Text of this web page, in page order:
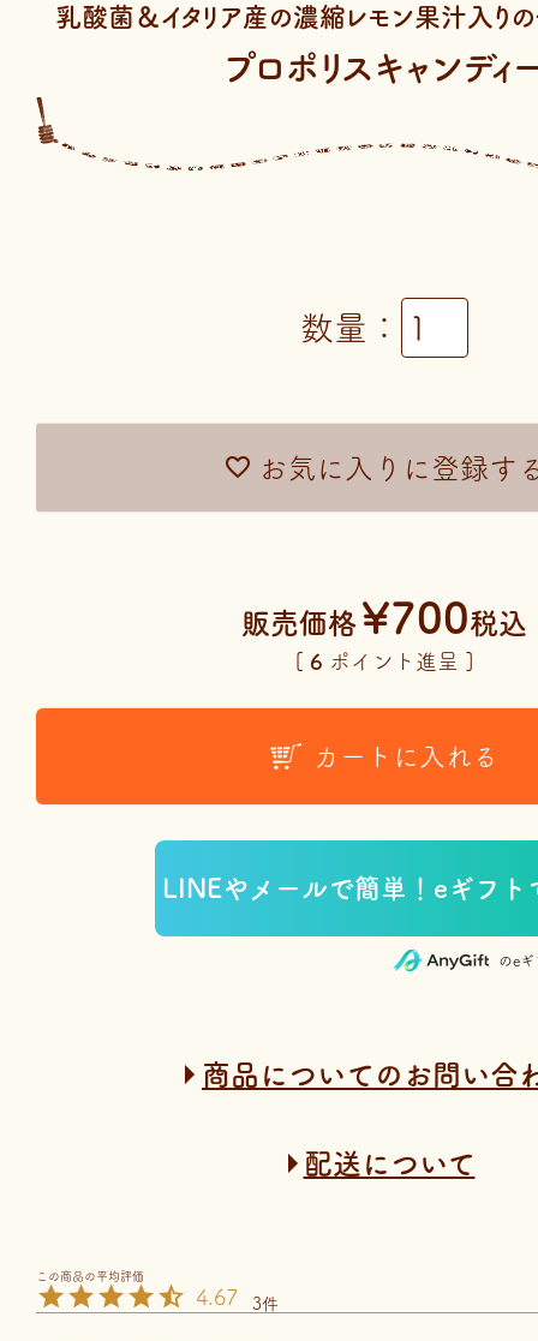
乳酸菌＆イタリア産の濃縮レモン果汁入りの
プロポリスキャンディ
お気に入りに登録す
カートに入れる
販売価格 ¥700税込
[ 6 ポイント進呈 ]
のe
商品についてのお問い合
配送について
4.67 3